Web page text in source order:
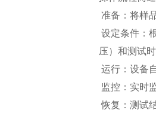
准备：将样
设定条件：
压）和测试
运行：设备
监控：实时
恢复：测试